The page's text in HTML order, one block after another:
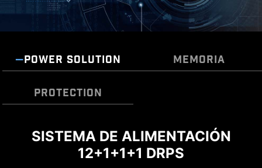
POWER SOLUTION MEMORIA
PROTECTION
SISTEMA DE ALIMENTACIÓN
12+1+1+1 DRPS
MEMORIA DDR5 DE ALTO
RENDIMIENTO
SUPRESORES DE TENSIÓN